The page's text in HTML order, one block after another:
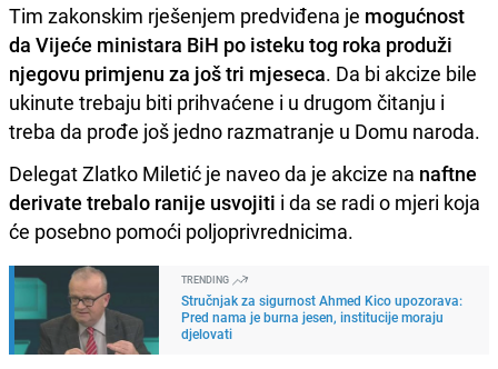
Tim zakonskim rješenjem predviđena je mogućnost
da Vijeće ministara BiH po isteku tog roka produži
njegovu primjenu za još tri mjeseca. Da bi akcize bile
ukinute trebaju biti prihvaćene i u drugom čitanju i
treba da prođe još jedno razmatranje u Domu naroda.
Delegat Zlatko Miletić je naveo da je akcize na naftne
derivate trebalo ranije usvojiti i da se radi o mjeri koja
će posebno pomoći poljoprivrednicima.
TRENDING
Stručnjak za sigurnost Ahmed Kico upozorava:
Pred nama je burna jesen, institucije moraju
djelovati